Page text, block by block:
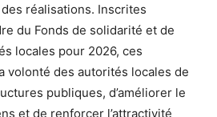
réalisations. Inscrites
du Fonds de solidarité et de
locales pour 2026, ces
volonté des autorités locales de
publiques, d’améliorer le
et de renforcer l’attractivité